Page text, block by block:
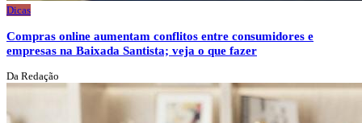
Dicas
Compras online aumentam conflitos entre consumidores e
empresas na Baixada Santista; veja o que fazer
Da Redação